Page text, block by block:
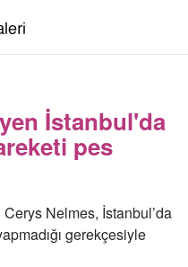
İstanbul'da
pes
Cerys Nelmes, İstanbul’da
gerekçesiyle